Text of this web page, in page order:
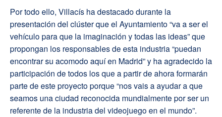
Por todo ello, Villacís ha destacado durante la
presentación del clúster que el Ayuntamiento “va a ser el
vehículo para que la imaginación y todas las ideas” que
propongan los responsables de esta industria “puedan
encontrar su acomodo aquí en Madrid” y ha agradecido la
participación de todos los que a partir de ahora formarán
parte de este proyecto porque “nos vais a ayudar a que
seamos una ciudad reconocida mundialmente por ser un
referente de la industria del videojuego en el mundo”.